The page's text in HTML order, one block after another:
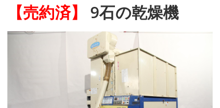
【売約済】 9石の乾燥機